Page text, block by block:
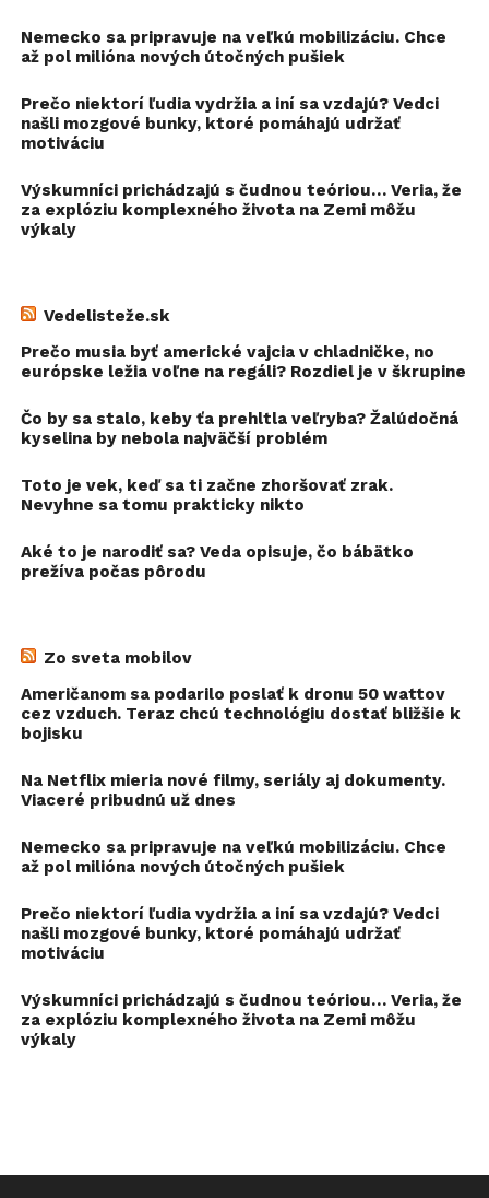
Nemecko sa pripravuje na veľkú mobilizáciu. Chce
až pol milióna nových útočných pušiek
Prečo niektorí ľudia vydržia a iní sa vzdajú? Vedci
našli mozgové bunky, ktoré pomáhajú udržať
motiváciu
Výskumníci prichádzajú s čudnou teóriou… Veria, že
za explóziu komplexného života na Zemi môžu
výkaly
Vedelisteže.sk
Prečo musia byť americké vajcia v chladničke, no
európske ležia voľne na regáli? Rozdiel je v škrupine
Čo by sa stalo, keby ťa prehltla veľryba? Žalúdočná
kyselina by nebola najväčší problém
Toto je vek, keď sa ti začne zhoršovať zrak.
Nevyhne sa tomu prakticky nikto
Aké to je narodiť sa? Veda opisuje, čo bábätko
prežíva počas pôrodu
Zo sveta mobilov
Američanom sa podarilo poslať k dronu 50 wattov
cez vzduch. Teraz chcú technológiu dostať bližšie k
bojisku
Na Netflix mieria nové filmy, seriály aj dokumenty.
Viaceré pribudnú už dnes
Nemecko sa pripravuje na veľkú mobilizáciu. Chce
až pol milióna nových útočných pušiek
Prečo niektorí ľudia vydržia a iní sa vzdajú? Vedci
našli mozgové bunky, ktoré pomáhajú udržať
motiváciu
Výskumníci prichádzajú s čudnou teóriou… Veria, že
za explóziu komplexného života na Zemi môžu
výkaly